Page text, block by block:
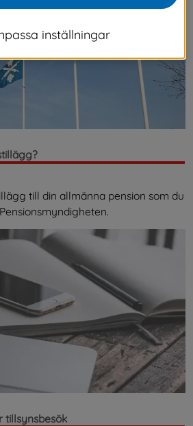
till din allmänna pension som du
tillsynsbesök
inställningar